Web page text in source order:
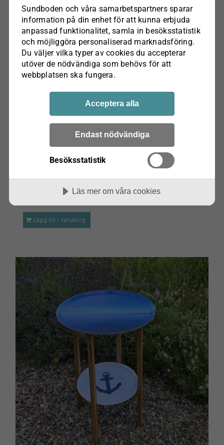
Benstativ 45cm Vit, till en eller två brickor 45cm
Lägg till i varukorg
Sundboden och våra samarbets­partners sparar
information på din enhet för att kunna erbjuda
anpassad funktionalitet, samla in besöks­statistik
och möjliggöra personaliserad marknads­föring.
Du väljer vilka typer av cookies du accepterar
utöver de nödvändiga som behövs för att
webbplatsen ska fungera.
Acceptera alla
Endast nödvändiga
Besöksstatistik
Läs mer om våra cookies